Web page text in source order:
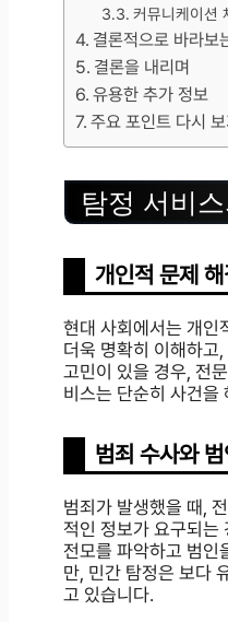
커뮤니케이션
결론적으로 바라보
결론을 내리며
유용한 추가 정보
주요 포인트 다시 보
탐정 서비
개인적 문제
현대 사회에서는 개인
더욱 명확히 이해하고
고민이 있을 경우, 전
비스는 단순히 사건을
범죄 수사와
범죄가 발생했을 때,
적인 정보가 요구되는
전모를 파악하고 범인
만, 민간 탐정은 보다
고 있습니다.